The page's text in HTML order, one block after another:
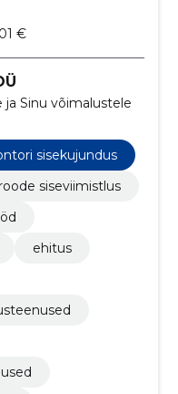
€
Sinu võimalustele
sisekujundus
siseviimistlus
ehitus